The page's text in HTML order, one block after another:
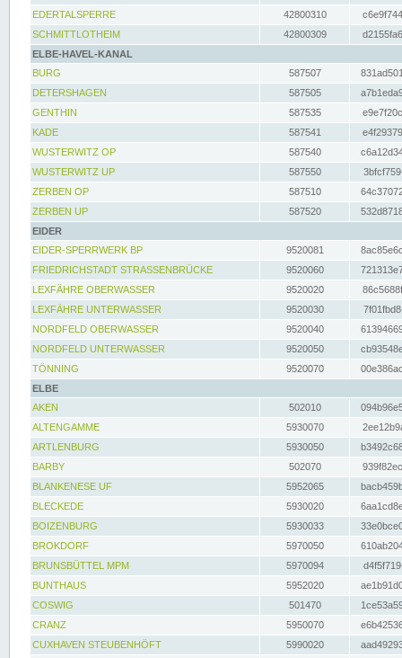
EDERTALSPERRE
42800310
SCHMITTLOTHEIM
42800309
ELBE-HAVEL-KANAL
BURG
587507
DETERSHAGEN
587505
GENTHIN
587535
KADE
587541
WUSTERWITZ OP
587540
WUSTERWITZ UP
587550
ZERBEN OP
587510
ZERBEN UP
587520
EIDER
EIDER-SPERRWERK BP
9520081
FRIEDRICHSTADT STRASSENBRÜCKE
9520060
LEXFÄHRE OBERWASSER
9520020
LEXFÄHRE UNTERWASSER
9520030
NORDFELD OBERWASSER
9520040
NORDFELD UNTERWASSER
9520050
TÖNNING
9520070
ELBE
AKEN
502010
ALTENGAMME
5930070
ARTLENBURG
5930050
BARBY
502070
BLANKENESE UF
5952065
BLECKEDE
5930020
BOIZENBURG
5930033
BROKDORF
5970050
BRUNSBÜTTEL MPM
5970094
BUNTHAUS
5952020
COSWIG
501470
CRANZ
5950070
CUXHAVEN STEUBENHÖFT
5990020